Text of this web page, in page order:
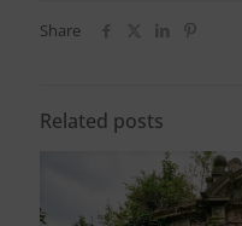
Share
Related posts